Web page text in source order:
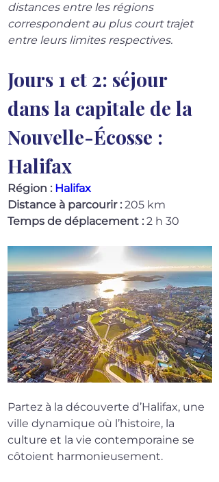
distances entre les régions
correspondent au plus court trajet
entre leurs limites respectives.
Jours 1 et 2: séjour
dans la capitale de la
Nouvelle-Écosse :
Halifax
Région : Halifax
Distance à parcourir : 205 km
Temps de déplacement : 2 h 30
Partez à la découverte d’Halifax, une
ville dynamique où l’histoire, la
culture et la vie contemporaine se
côtoient harmonieusement.